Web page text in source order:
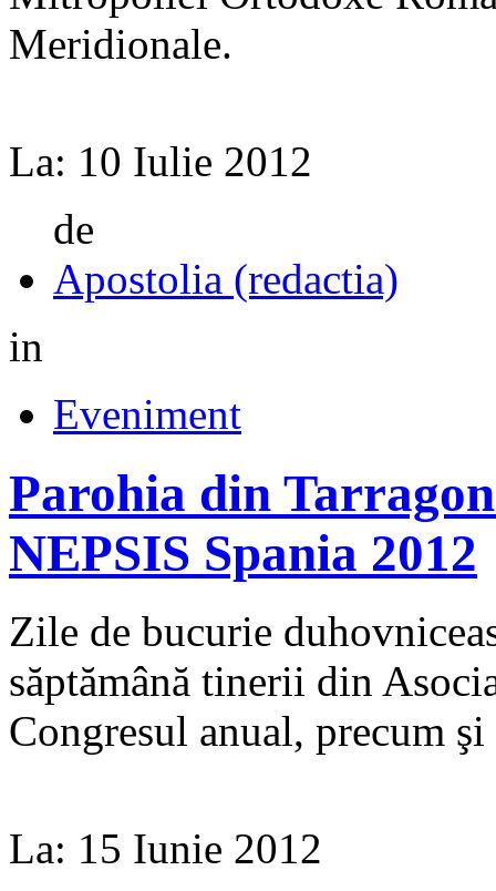
Meridionale.
La: 10 Iulie 2012
de
Apostolia (redactia)
in
Eveniment
Parohia din
NEPSIS Spania 2012
Zile de bucurie
săptămână tinerii din
Congresul anual, precum
La: 15 Iunie 2012